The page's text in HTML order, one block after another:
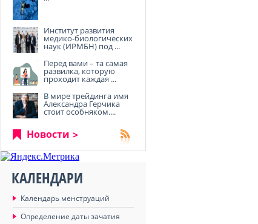
Институт развития
медико-биологических
наук (ИРМБН) под ...
Перед вами – та самая
развилка, которую
проходит каждая ...
В мире трейдинга имя
Александра Герчика
стоит особняком....
Новости
КАЛЕНДАРИ
Календарь менструаций
Определение даты зачатия